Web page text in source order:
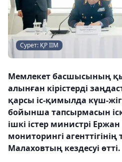
Сурет: ҚР ІІМ
Мемлекет басшысының
алынған кірістерді
қарсы іс-қимылда күш-
бойынша тапсырмасын
ішкі істер министрі
мониторингі
Малаховтың кездесуі өтті.